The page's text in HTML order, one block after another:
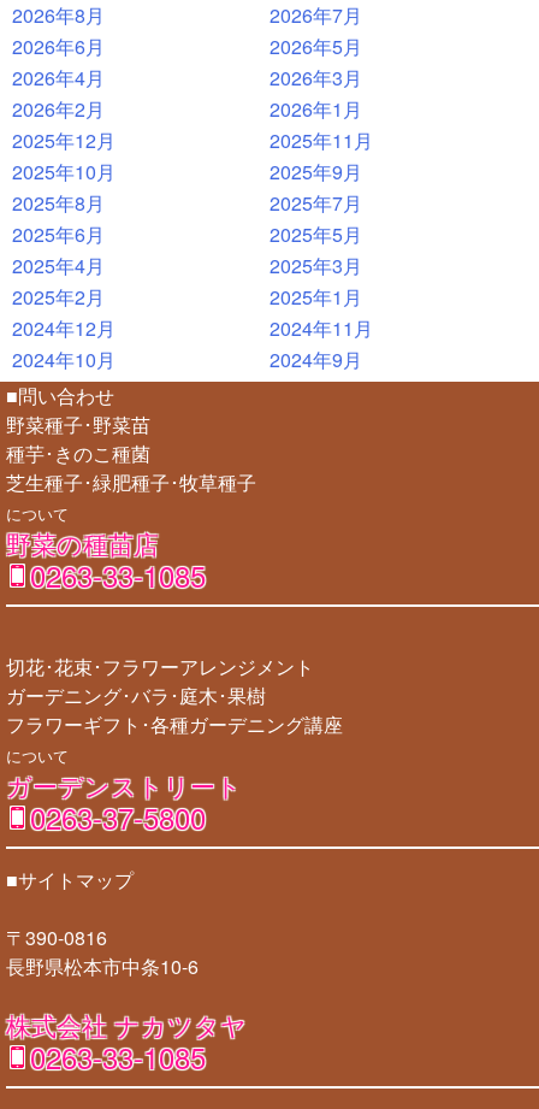
2026年8月
2026年7月
2026年6月
2026年5月
2026年4月
2026年3月
2026年2月
2026年1月
2025年12月
2025年11月
2025年10月
2025年9月
2025年8月
2025年7月
2025年6月
2025年5月
2025年4月
2025年3月
2025年2月
2025年1月
2024年12月
2024年11月
2024年10月
2024年9月
■問い合わせ
野菜種子･野菜苗
種芋･きのこ種菌
芝生種子･緑肥種子･牧草種子
について
野菜の種苗店
0263-33-1085
切花･花束･フラワーアレンジメント
ガーデニング･バラ･庭木･果樹
フラワーギフト･各種ガーデニング講座
について
ガーデンストリート
0263-37-5800
■サイトマップ
〒390-0816
長野県松本市中条10-6
株式会社 ナカツタヤ
0263-33-1085